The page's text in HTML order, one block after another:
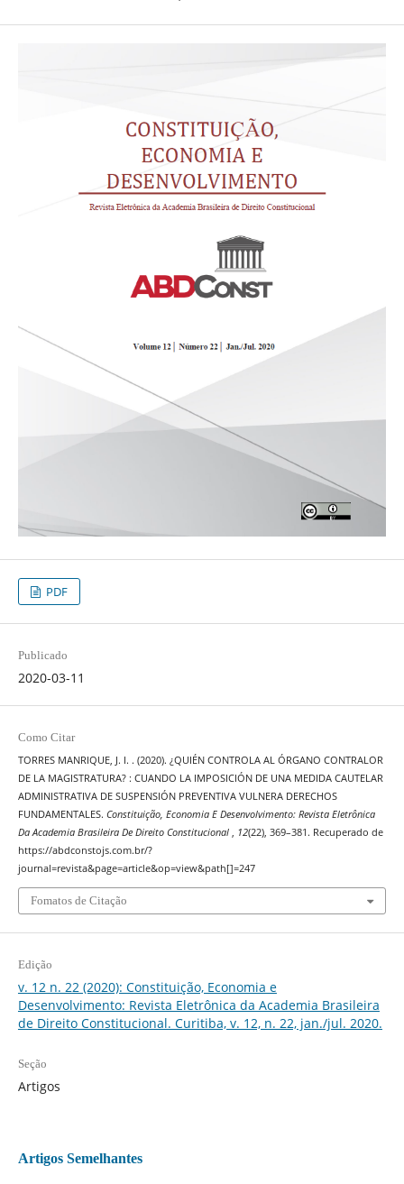
PDF
Publicado
2020-03-11
Como Citar
TORRES MANRIQUE, J. I. . (2020). ¿QUIÉN CONTROLA AL ÓRGANO CONTRALOR
DE LA MAGISTRATURA? : CUANDO LA IMPOSICIÓN DE UNA MEDIDA CAUTELAR
ADMINISTRATIVA DE SUSPENSIÓN PREVENTIVA VULNERA DERECHOS
FUNDAMENTALES. Constituição, Economia E Desenvolvimento: Revista Eletrônica
Da Academia Brasileira De Direito Constitucional , 12(22), 369–381. Recuperado de
https://abdconstojs.com.br/?
journal=revista&page=article&op=view&path[]=247
Fomatos de Citação
Edição
v. 12 n. 22 (2020): Constituição, Economia e
Desenvolvimento: Revista Eletrônica da Academia Brasileira
de Direito Constitucional. Curitiba, v. 12, n. 22, jan./jul. 2020.
Seção
Artigos
Artigos Semelhantes